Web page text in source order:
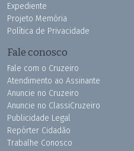
Expediente
Projeto Memória
Política de Privacidade
Fale conosco
Fale com o Cruzeiro
Atendimento ao Assinante
Anuncie no Cruzeiro
Anuncie no ClassiCruzeiro
Publicidade Legal
Repórter Cidadão
Trabalhe Conosco